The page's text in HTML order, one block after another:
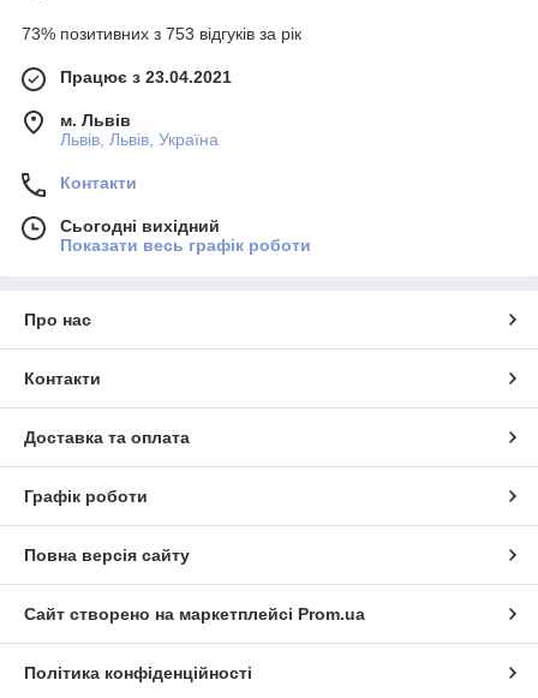
73% позитивних з 753 відгуків за рік
Працює з 23.04.2021
м. Львів
Львів, Львів, Україна
Контакти
Сьогодні вихідний
Показати весь графік роботи
Про нас
Контакти
Доставка та оплата
Графік роботи
Повна версія сайту
Сайт створено на маркетплейсі Prom.ua
Політика конфіденційності